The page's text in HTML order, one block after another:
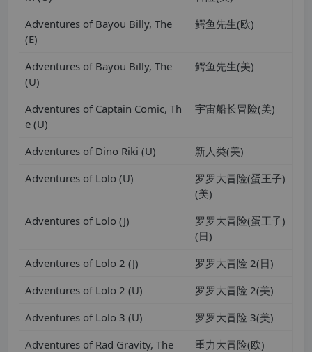
Adventures of Bayou Billy, The
(E)
鳄鱼先生(欧)
Adventures of Bayou Billy, The
(U)
鳄鱼先生(美)
Adventures of Captain Comic, Th
e (U)
宇宙船长冒险(美)
Adventures of Dino Riki (U)
新人类(美)
Adventures of Lolo (U)
罗罗大冒险(蛋王子)
(美)
Adventures of Lolo (J)
罗罗大冒险(蛋王子)
(日)
Adventures of Lolo 2 (J)
罗罗大冒险 2(日)
Adventures of Lolo 2 (U)
罗罗大冒险 2(美)
Adventures of Lolo 3 (U)
罗罗大冒险 3(美)
Adventures of Rad Gravity, The
重力大冒险(欧)